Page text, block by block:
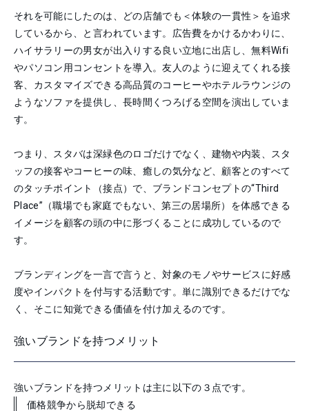
それを可能にしたのは、どの店舗でも＜体験の一貫性＞を追求
しているから、と言われています。広告費をかけるかわりに、
ハイサラリーの男女が出入りする良い立地に出店し、無料Wifi
やパソコン用コンセントを導入。友人のように迎えてくれる接
客、カスタマイズできる高品質のコーヒーやホテルラウンジの
ようなソファを提供し、長時間くつろげる空間を演出していま
す。
つまり、スタバは深緑色のロゴだけでなく、建物や内装、スタ
ッフの接客やコーヒーの味、癒しの気分など、顧客とのすべて
のタッチポイント（接点）で、ブランドコンセプトの“Third
Place”（職場でも家庭でもない、第三の居場所）を体感できる
イメージを顧客の頭の中に形づくることに成功しているので
す。
ブランディングを一言で言うと、対象のモノやサービスに好感
度やインパクトを付与する活動です。単に識別できるだけでな
く、そこに知覚できる価値を付け加えるのです。
強いブランドを持つメリット
強いブランドを持つメリットは主に以下の３点です。
価格競争から脱却できる